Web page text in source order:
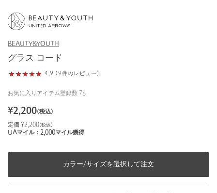
BEAUTY&YOUTH
グラス コード
4.9 (9件のレビュー)
お気に入りアイテム登録数 76
¥2,200(税込)
定価 ¥2,200(税込)
UAマイル： 2,000マイル獲得
カラー/サイズを選択して注文